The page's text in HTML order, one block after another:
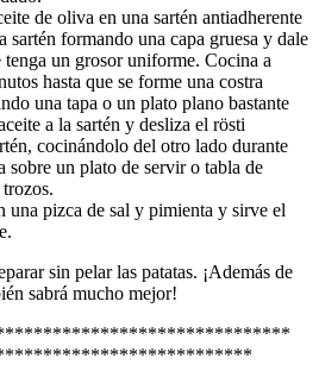
de oliva en una sartén antiadherente
sartén formando una capa gruesa y dale
tenga un grosor uniforme. Cocina a
hasta que se forme una costra
una tapa o un plato plano bastante
a la sartén y desliza el rösti
cocinándolo del otro lado durante
sobre un plato de servir o tabla de
una pizca de sal y pimienta y sirve el
sin pelar las patatas. ¡Además de
sabrá mucho mejor!